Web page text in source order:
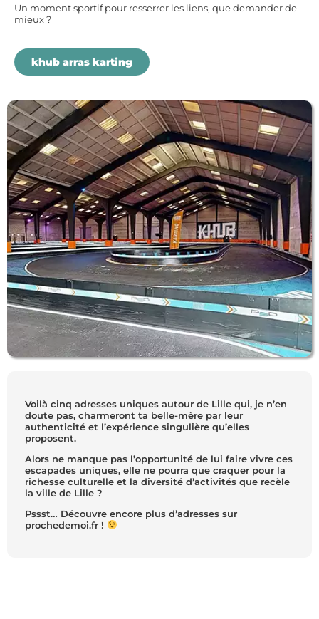
Un moment sportif pour resserrer les liens, que demander de
mieux ?
khub arras karting
Voilà cinq adresses uniques autour de Lille qui, je n’en
doute pas, charmeront ta belle-mère par leur
authenticité et l’expérience singulière qu’elles
proposent.
Alors ne manque pas l’opportunité de lui faire vivre ces
escapades uniques, elle ne pourra que craquer pour la
richesse culturelle et la diversité d’activités que recèle
la ville de Lille ?
Pssst… Découvre encore plus d’adresses sur
prochedemoi.fr !